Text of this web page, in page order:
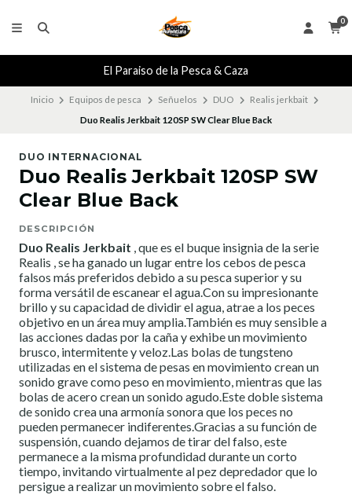
0
El Paraiso de la Pesca & Caza
Inicio Equipos de pesca Señuelos DUO
Realis jerkbait
Duo Realis Jerkbait 120SP SW Clear Blue Back
DUO INTERNACIONAL
Duo Realis Jerkbait 120SP SW
Clear Blue Back
DESCRIPCIÓN
Duo Realis Jerkbait , que es el buque insignia de la serie
Realis , se ha ganado un lugar entre los cebos de pesca
falsos más preferidos debido a su pesca superior y su
forma versátil de escanear el agua.Con su impresionante
brillo y su capacidad de dividir el agua, atrae a los peces
objetivo en un área muy amplia.También es muy sensible a
las acciones dadas por la caña y exhibe un movimiento
brusco, intermitente y veloz.Las bolas de tungsteno
utilizadas en el sistema de pesas en movimiento crean un
sonido grave como peso en movimiento, mientras que las
bolas de acero crean un sonido agudo.Este doble sistema
de sonido crea una armonía sonora que los peces no
pueden permanecer indiferentes.Gracias a su función de
suspensión, cuando dejamos de tirar del falso, este
permanece a la misma profundidad durante un corto
tiempo, invitando virtualmente al pez depredador que lo
persigue a realizar un movimiento sobre el falso.